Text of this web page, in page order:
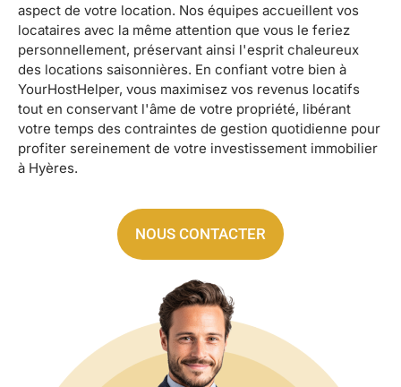
aspect de votre location. Nos équipes accueillent vos
locataires avec la même attention que vous le feriez
personnellement, préservant ainsi l'esprit chaleureux
des locations saisonnières. En confiant votre bien à
YourHostHelper, vous maximisez vos revenus locatifs
tout en conservant l'âme de votre propriété, libérant
votre temps des contraintes de gestion quotidienne pour
profiter sereinement de votre investissement immobilier
à Hyères.
NOUS CONTACTER